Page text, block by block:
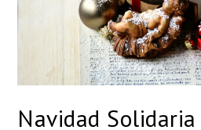
Navidad Solidaria